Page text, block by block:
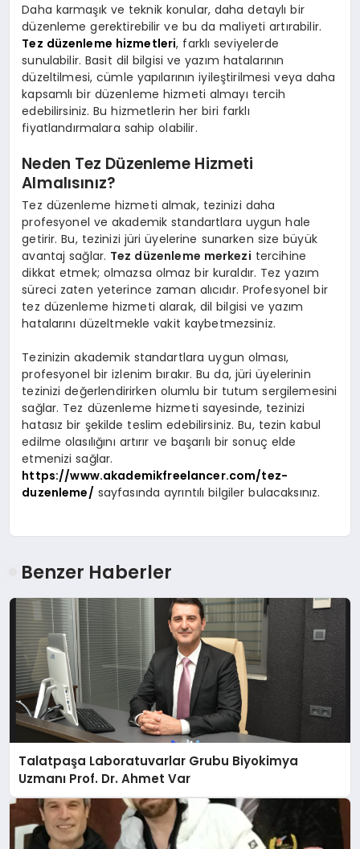
Daha karmaşık ve teknik konular, daha detaylı bir
düzenleme gerektirebilir ve bu da maliyeti artırabilir.
Tez düzenleme hizmetleri, farklı seviyelerde
sunulabilir. Basit dil bilgisi ve yazım hatalarının
düzeltilmesi, cümle yapılarının iyileştirilmesi veya daha
kapsamlı bir düzenleme hizmeti almayı tercih
edebilirsiniz. Bu hizmetlerin her biri farklı
fiyatlandırmalara sahip olabilir.
Neden Tez Düzenleme Hizmeti
Almalısınız?
Tez düzenleme hizmeti almak, tezinizi daha
profesyonel ve akademik standartlara uygun hale
getirir. Bu, tezinizi jüri üyelerine sunarken size büyük
avantaj sağlar. Tez düzenleme merkezi tercihine
dikkat etmek; olmazsa olmaz bir kuraldır. Tez yazım
süreci zaten yeterince zaman alıcıdır. Profesyonel bir
tez düzenleme hizmeti alarak, dil bilgisi ve yazım
hatalarını düzeltmekle vakit kaybetmezsiniz.
Tezinizin akademik standartlara uygun olması,
profesyonel bir izlenim bırakır. Bu da, jüri üyelerinin
tezinizi değerlendirirken olumlu bir tutum sergilemesini
sağlar. Tez düzenleme hizmeti sayesinde, tezinizi
hatasız bir şekilde teslim edebilirsiniz. Bu, tezin kabul
edilme olasılığını artırır ve başarılı bir sonuç elde
etmenizi sağlar.
https://www.akademikfreelancer.com/tez-
duzenleme/sayfasında ayrıntılı bilgiler bulacaksınız.
Benzer Haberler
Talatpaşa Laboratuvarlar Grubu Biyokimya
Uzmanı Prof. Dr. Ahmet Var